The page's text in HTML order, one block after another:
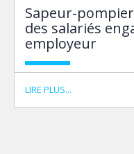
Sapeur-
des salariés
employeur
LIRE PLUS...